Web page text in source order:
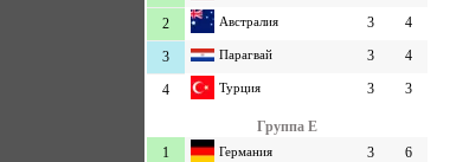
2 Австралия 3 4
3 Парагвай 3 4
4 Турция 3 3
Группа E
1
Германия 3 6